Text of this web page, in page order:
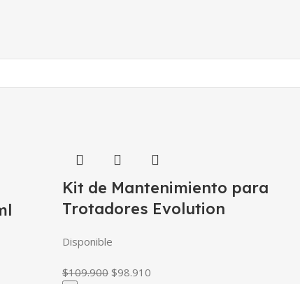
Kit de Mantenimiento para
Trotadores Evolution
Disponible
$109.900 $98.910